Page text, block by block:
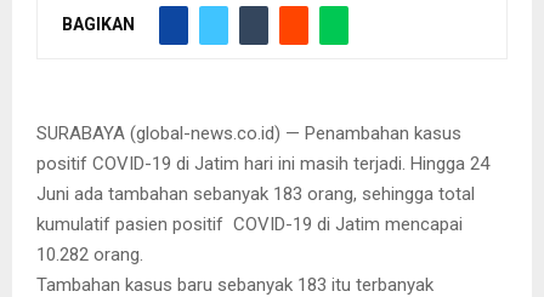
BAGIKAN
SURABAYA (global-news.co.id) — Penambahan kasus
positif COVID-19 di Jatim hari ini masih terjadi. Hingga 24
Juni ada tambahan sebanyak 183 orang, sehingga total
kumulatif pasien positif COVID-19 di Jatim mencapai
10.282 orang.
Tambahan kasus baru sebanyak 183 itu terbanyak